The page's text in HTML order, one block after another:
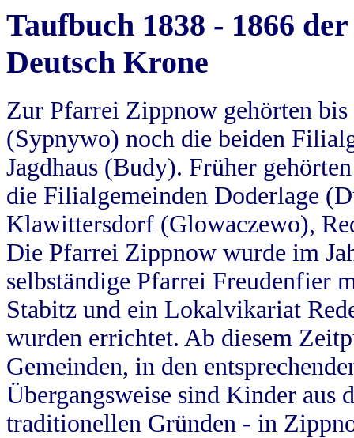
Taufbuch 1838 - 1866
Deutsch Krone
Zur Pfarrei Zippnow gehörten
(Sypnywo) noch die beiden
Jagdhaus (Budy). Früher
die Filialgemeinden Doderlage
Klawittersdorf (Glowaczewo),
Die Pfarrei Zippnow wurde im
selbständige Pfarrei Freudenfier
Stabitz und ein Lokalvikariat
wurden errichtet. Ab diesem
Gemeinden, in den
Übergangsweise sind Kinder aus
traditionellen Gründen - in